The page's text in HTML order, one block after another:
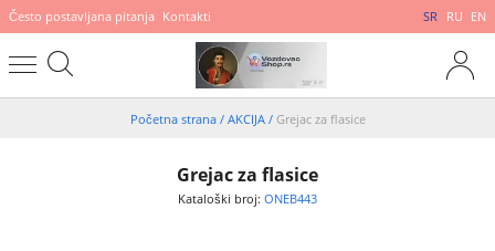
Često postavljana pitanja Kontakti SR RU EN
Početna strana / AKCIJA / Grejac za flasice
Grejac za flasice
Kataloški broj: ONEB443